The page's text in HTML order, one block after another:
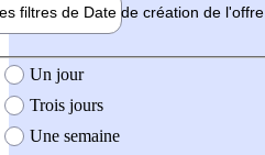
filtres de Date de création de l'offre
création de l'offre
Un jour
Trois jours
Une semaine